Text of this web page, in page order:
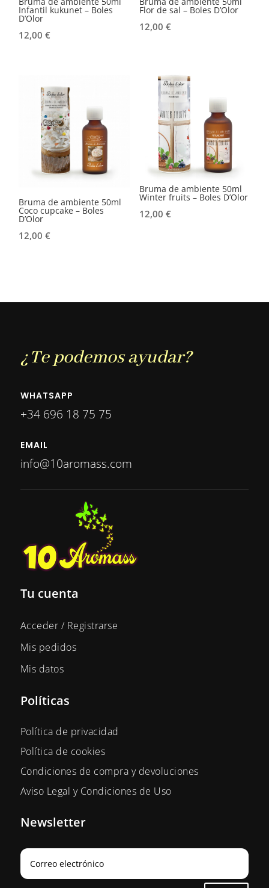
Infantil kukunet – Boles
D’Olor
12,00€
Flor de sal – Boles D’Olor
12,00 €
Bruma de ambiente 50ml
Coco cupcake – Boles
D’Olor
12,00€
Bruma de ambiente 50ml
Winter fruits – Boles D’Olor
12,00 €
¿Te podemos ayudar?
WHATSAPP
+34 696 18 75 75
EMAIL
info@10aromass.com
Tu cuenta
Acceder / Registrarse
Mis pedidos
Mis datos
Políticas
Política de privacidad
Política de cookies
Condiciones de compra y devoluciones
Aviso Legal y Condiciones de Uso
Newsletter